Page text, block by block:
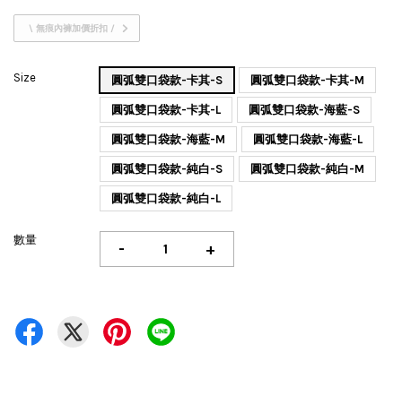
\ 無痕內褲加價折扣 /
Size 圓弧雙口袋款-卡其-S 圓弧雙口袋款-卡其-M
圓弧雙口袋款-卡其-L 圓弧雙口袋款-海藍-S
圓弧雙口袋款-海藍-M 圓弧雙口袋款-海藍-L
圓弧雙口袋款-純白-S 圓弧雙口袋款-純白-M
圓弧雙口袋款-純白-L
數量 - +